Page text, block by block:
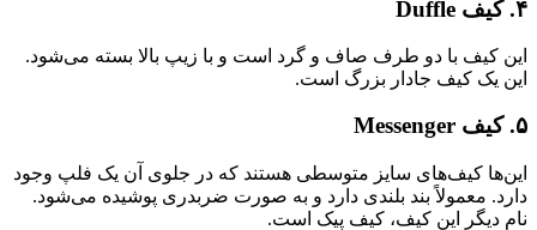
۴. کیف Duffle
این کیف با دو طرف صاف و گرد است و با زیپ بالا بسته می‌شود.
این یک کیف جادار بزرگ است.
۵. کیف‌ Messenger
این‌ها کیف‌های سایز متوسطی هستند که در جلوی آن یک فلپ وجود
دارد. معمولاً بند بلندی دارد و به صورت ضربدری پوشیده می‌شود.
نام دیگر این کیف، کیف پیک است.